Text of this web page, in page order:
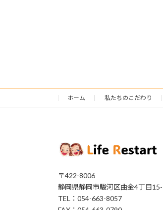
ホーム 私たちのこだわり
〒422-8006
静岡県静岡市駿河区曲金4丁目
TEL：054-663-8057